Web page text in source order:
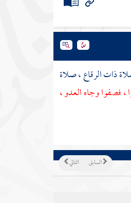
ذات الرقاع ، صلاة
، فصفوا وجاه العدو ،
التالي السابق